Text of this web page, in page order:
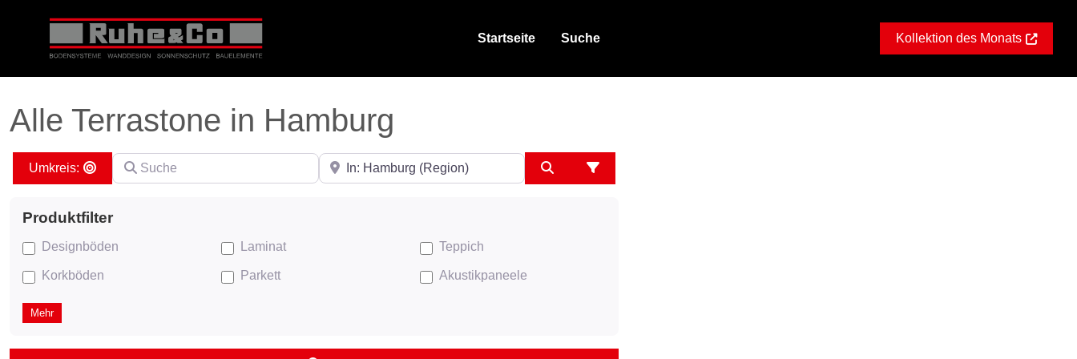
Startseite Suche Kollektion des Monats
Alle Terrastone in Hamburg
Search By Distance
Suche PLZ eingeben
SuchenAdvanced Filters
Designböden Laminat Teppich
Korkböden Parkett Akustikpaneele
Mehr